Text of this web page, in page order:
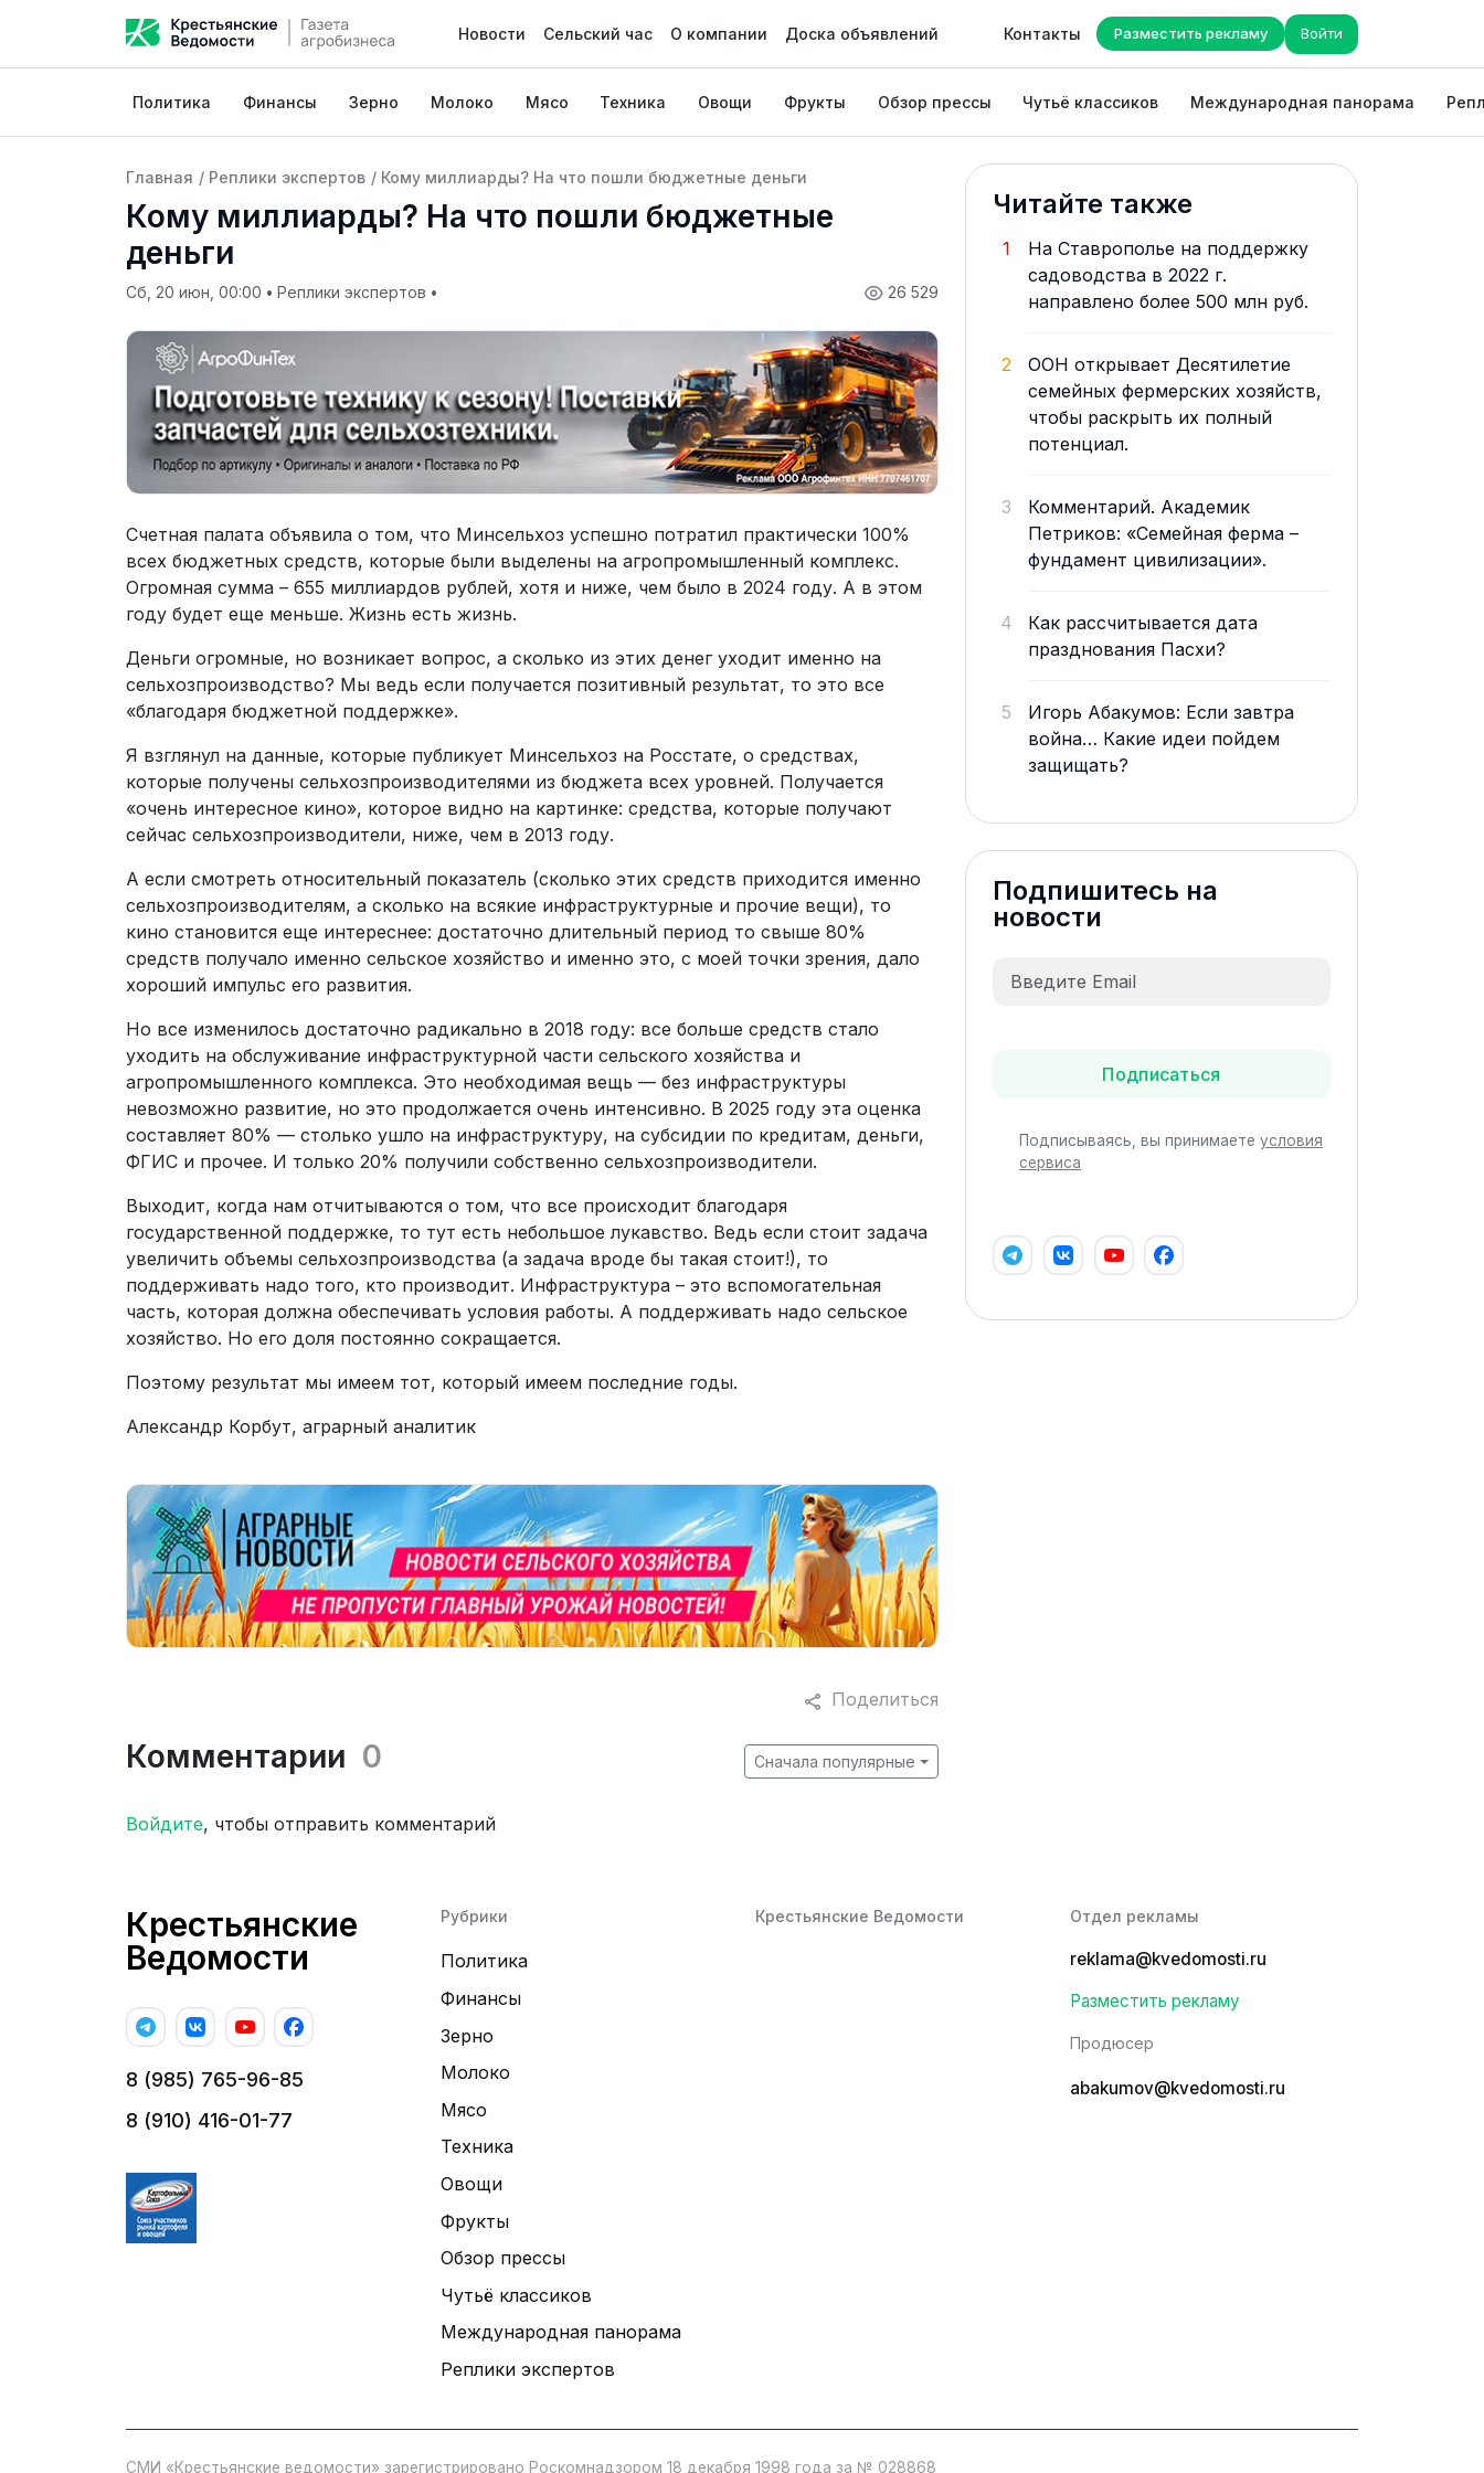
Новости Сельский час О компании Доска объявлений Контакты Разместить рекламу Войти
Политика Финансы Зерно Молоко Мясо Техника Овощи Фрукты Обзор прессы Чутьё классиков Международная панорама
Главная / Реплики экспертов / Кому миллиарды? На что пошли бюджетные деньги
Кому миллиарды? На что пошли бюджетные
деньги
26 529
Сб, 20 июн, 00:00 • Реплики экспертов •
Счетная палата объявила о том, что Минсельхоз успешно потратил практически 100%
всех бюджетных средств, которые были выделены на агропромышленный комплекс.
Огромная сумма – 655 миллиардов рублей, хотя и ниже, чем было в 2024 году. А в этом
году будет еще меньше. Жизнь есть жизнь.
Деньги огромные, но возникает вопрос, а сколько из этих денег уходит именно на
сельхозпроизводство? Мы ведь если получается позитивный результат, то это все
«благодаря бюджетной поддержке».
Я взглянул на данные, которые публикует Минсельхоз на Росстате, о средствах,
которые получены сельхозпроизводителями из бюджета всех уровней. Получается
«очень интересное кино», которое видно на картинке: средства, которые получают
сейчас сельхозпроизводители, ниже, чем в 2013 году.
А если смотреть относительный показатель (сколько этих средств приходится именно
сельхозпроизводителям, а сколько на всякие инфраструктурные и прочие вещи), то
кино становится еще интереснее: достаточно длительный период то свыше 80%
средств получало именно сельское хозяйство и именно это, с моей точки зрения, дало
хороший импульс его развития.
Но все изменилось достаточно радикально в 2018 году: все больше средств стало
уходить на обслуживание инфраструктурной части сельского хозяйства и
агропромышленного комплекса. Это необходимая вещь — без инфраструктуры
невозможно развитие, но это продолжается очень интенсивно. В 2025 году эта оценка
составляет 80% — столько ушло на инфраструктуру, на субсидии по кредитам, деньги,
ФГИС и прочее. И только 20% получили собственно сельхозпроизводители.
Выходит, когда нам отчитываются о том, что все происходит благодаря
государственной поддержке, то тут есть небольшое лукавство. Ведь если стоит задача
увеличить объемы сельхозпроизводства (а задача вроде бы такая стоит!), то
поддерживать надо того, кто производит. Инфраструктура – это вспомогательная
часть, которая должна обеспечивать условия работы. А поддерживать надо сельское
хозяйство. Но его доля постоянно сокращается.
Поэтому результат мы имеем тот, который имеем последние годы.
Александр Корбут, аграрный аналитик
Поделиться
Комментарии 0 Сначала популярные
Войдите, чтобы отправить комментарий
Читайте также
1
На Ставрополье на поддержку
садоводства в 2022 г.
направлено более 500 млн руб.
2
ООН открывает Десятилетие
семейных фермерских хозяйств,
чтобы раскрыть их полный
потенциал.
3
Комментарий. Академик
Петриков: «Семейная ферма –
фундамент цивилизации».
4
Как рассчитывается дата
празднования Пасхи?
5
Игорь Абакумов: Если завтра
война… Какие идеи пойдем
защищать?
Подпишитесь на
новости
Подписаться
Подписываясь, вы принимаете условия
сервиса
Крестьянские
Ведомости
8 (985) 765-96-85
8 (910) 416-01-77
Рубрики
Политика
Финансы
Зерно
Молоко
Мясо
Техника
Овощи
Фрукты
Обзор прессы
Чутьё классиков
Международная панорама
Реплики экспертов
Крестьянские Ведомости Отдел рекламы
reklama@kvedomosti.ru
Разместить рекламу
Продюсер
abakumov@kvedomosti.ru
СМИ «Крестьянские ведомости» зарегистрировано Роскомнадзором 18 декабря 1998 года за № 028868